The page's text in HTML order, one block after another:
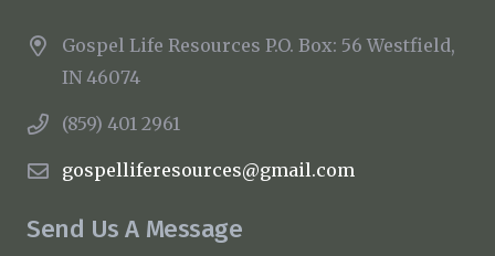
Gospel Life Resources P.O. Box: 56 Westfield,
IN 46074
(859) 401 2961
gospelliferesources@gmail.com
Send Us A Message